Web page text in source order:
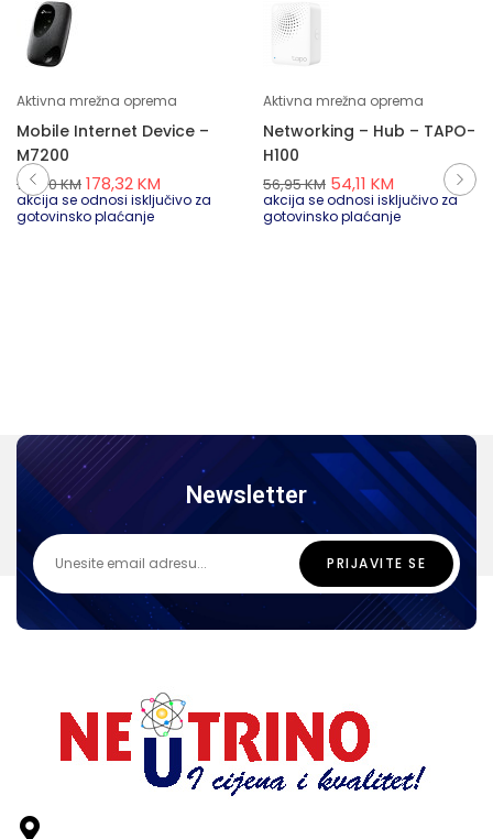
Aktivna mrežna oprema
Mobile Internet Device –
M7200
187,70KM 178,32KM
akcija se odnosi isključivo za
gotovinsko plaćanje
Aktivna mrežna oprema
Networking – Hub – TAPO-
H100
56,95KM 54,11 KM
akcija se odnosi isključivo za
gotovinsko plaćanje
Newsletter